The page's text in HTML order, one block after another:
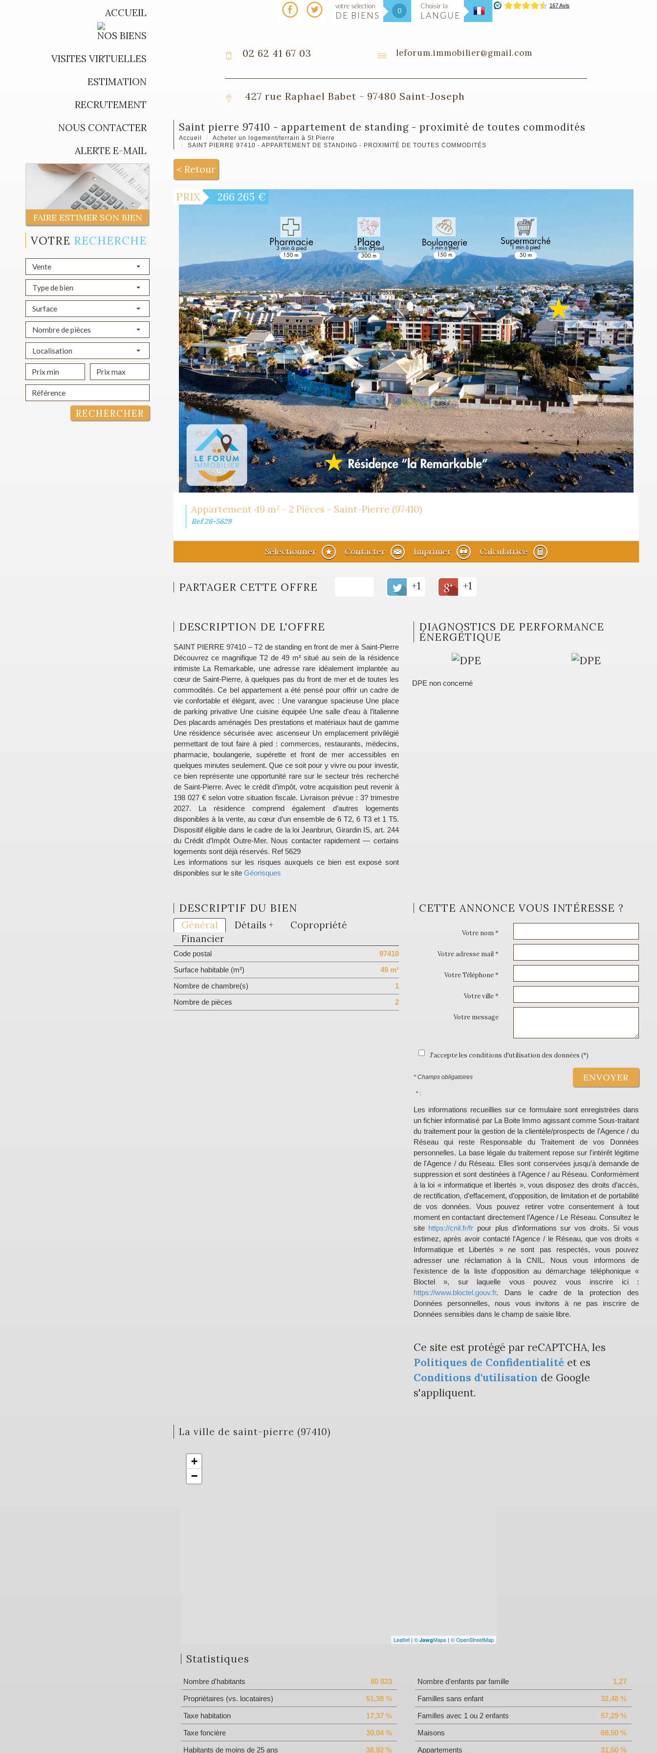
votre sélection
DE BIENS 0
Choisir la
LANGUE
02 62 41 67 03 leforum.immobilier@gmail.com
427 rue Raphael Babet - 97480 Saint-Joseph
ACCUEIL
NOS BIENS
VISITES VIRTUELLES
ESTIMATION
RECRUTEMENT
NOUS CONTACTER
ALERTE E-MAIL
FAIRE ESTIMER SON BIEN
VOTRE RECHERCHE
Vente
Type de bien
Surface
Nombre de pièces
Localisation
RECHERCHER
saint pierre 97410 - appartement de standing - proximité de toutes commodités
Accueil
Acheter un logement/terrain à St Pierre
SAINT PIERRE 97410 - APPARTEMENT DE STANDING - PROXIMITÉ DE TOUTES COMMODITÉS
< Retour
PRIX 266 265 €
Appartement 49 m² - 2 Pièces - Saint-Pierre (97410)
Ref 26-5629
Sélectionner Contacter Imprimer Calculatrice
PARTAGER CETTE OFFRE +1 +1
DESCRIPTION DE L'OFFRE
SAINT PIERRE 97410 – T2 de standing en front de mer à Saint-Pierre
Découvrez ce magnifique T2 de 49 m² situé au sein de la résidence
intimiste La Remarkable, une adresse rare idéalement implantée au
cœur de Saint-Pierre, à quelques pas du front de mer et de toutes les
commodités. Ce bel appartement a été pensé pour offrir un cadre de
vie confortable et élégant, avec : Une varangue spacieuse Une place
de parking privative Une cuisine équipée Une salle d’eau à l’italienne
Des placards aménagés Des prestations et matériaux haut de gamme
Une résidence sécurisée avec ascenseur Un emplacement privilégié
permettant de tout faire à pied : commerces, restaurants, médecins,
pharmacie, boulangerie, supérette et front de mer accessibles en
quelques minutes seulement. Que ce soit pour y vivre ou pour investir,
ce bien représente une opportunité rare sur le secteur très recherché
de Saint-Pierre. Avec le crédit d’impôt, votre acquisition peut revenir à
198 027 € selon votre situation fiscale. Livraison prévue : 3? trimestre
2027. La résidence comprend également d’autres logements
disponibles à la vente, au cœur d’un ensemble de 6 T2, 6 T3 et 1 T5.
Dispositif éligible dans le cadre de la loi Jeanbrun, Girardin IS, art. 244
du Crédit d’Impôt Outre-Mer. Nous contacter rapidement — certains
logements sont déjà réservés. Ref 5629
Les informations sur les risques auxquels ce bien est exposé sont
disponibles sur le site Géorisques
DIAGNOSTICS DE PERFORMANCE
ÉNERGÉTIQUE
DPE non concerné
DESCRIPTIF DU BIEN
Général Détails +
Copropriété
Financier
Code postal 97410
Surface habitable (m²) 49 m²
Nombre de chambre(s) 1
Nombre de pièces 2
CETTE ANNONCE VOUS INTÉRESSE ?
Votre nom *
Votre adresse mail *
Votre Téléphone *
Votre ville *
Votre message
J'accepte les conditions d'utilisation des données (*)
* Champs obligatoires ENVOYER
* :
Les informations recueillies sur ce formulaire sont enregistrées dans
un fichier informatisé par La Boite Immo agissant comme Sous-traitant
du traitement pour la gestion de la clientèle/prospects de l'Agence / du
Réseau qui reste Responsable du Traitement de vos Données
personnelles. La base légale du traitement repose sur l'intérêt légitime
de l'Agence / du Réseau. Elles sont conservées jusqu'à demande de
suppression et sont destinées à l'Agence / au Réseau. Conformément
à la loi « informatique et libertés », vous disposez des droits d’accès,
de rectification, d’effacement, d’opposition, de limitation et de portabilité
de vos données. Vous pouvez retirer votre consentement à tout
moment en contactant directement l’Agence / Le Réseau. Consultez le
site https://cnil.fr/fr pour plus d’informations sur vos droits. Si vous
estimez, après avoir contacté l'Agence / le Réseau, que vos droits «
Informatique et Libertés » ne sont pas respectés, vous pouvez
adresser une réclamation à la CNIL. Nous vous informons de
l’existence de la liste d'opposition au démarchage téléphonique «
Bloctel », sur laquelle vous pouvez vous inscrire ici :
https://www.bloctel.gouv.fr. Dans le cadre de la protection des
Données personnelles, nous vous invitons à ne pas inscrire de
Données sensibles dans le champ de saisie libre.
Ce site est protégé par reCAPTCHA, les
Politiques de Confidentialité et es
Conditions d'utilisation de Google
s'appliquent.
la ville de saint-pierre (97410)
+
−
Leaflet |©JawgMaps |© OpenStreetMap
Statistiques
Nombre d'habitants 80 823
Propriétaires (vs. locataires) 51,38 %
Taxe habitation 17,37 %
Taxe foncière 30,04 %
Habitants de moins de 25 ans 38,92 %
Nombre d'enfants par famille 1,27
Familles sans enfant 32,48 %
Familles avec 1 ou 2 enfants 57,29 %
Maisons 68,50 %
Appartements 31,50 %